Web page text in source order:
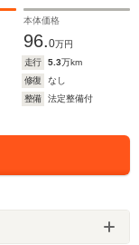
本体価格
96.0万円
走行 5.3万km
修復
なし
整備
法定整備付